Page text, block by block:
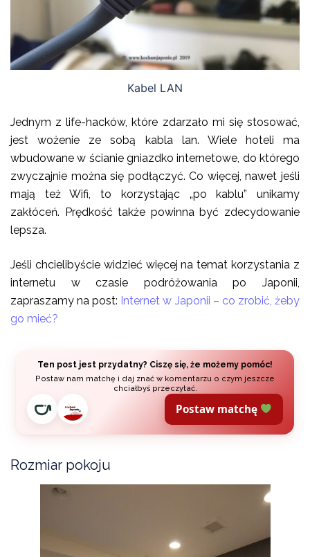
Kabel LAN
Jednym z life-hacków, które zdarzało mi się stosować,
jest wożenie ze sobą kabla lan. Wiele hoteli ma
wbudowane w ścianie gniazdko internetowe, do którego
zwyczajnie można się podłączyć. Co więcej, nawet jeśli
mają też Wifi, to korzystając „po kablu” unikamy
zakłóceń. Prędkość także powinna być zdecydowanie
lepsza.
Jeśli chcielibyście widzieć więcej na temat korzystania z
internetu w czasie podróżowania po Japonii,
zapraszamy na post: Internet w Japonii – co zrobić, żeby
go mieć?
Ten post jest przydatny? Ciszę się, że możemy pomóc!
Postaw nam matchę i daj znać w komentarzu o czym jeszcze
chciałbyś przeczytać.
Postaw matchę
Rozmiar pokoju